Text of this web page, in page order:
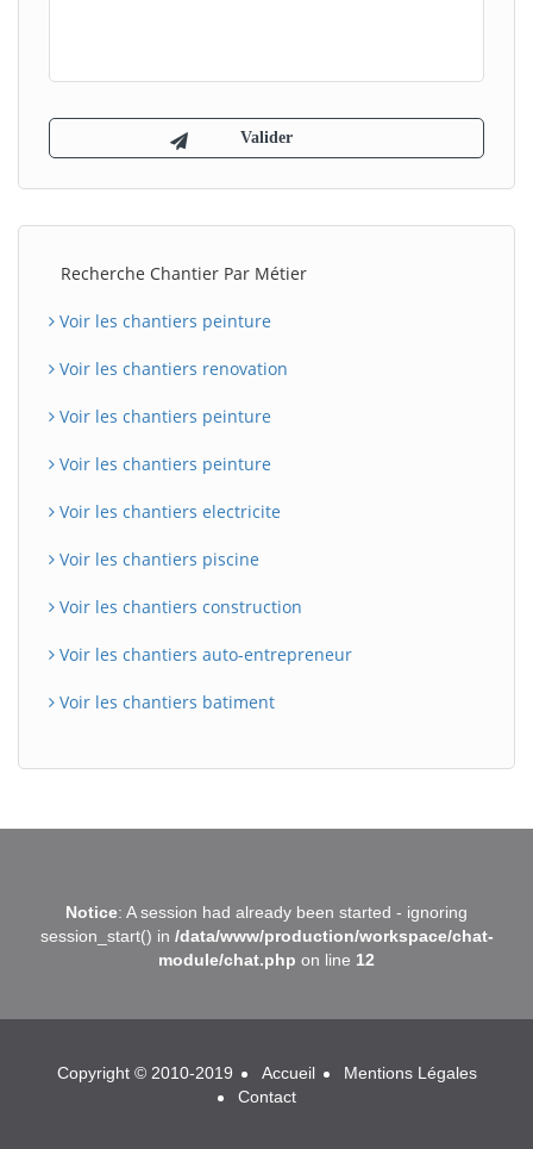
Recherche Chantier Par Métier
Voir les chantiers peinture
Voir les chantiers renovation
Voir les chantiers peinture
Voir les chantiers peinture
Voir les chantiers electricite
Voir les chantiers piscine
Voir les chantiers construction
Voir les chantiers auto-entrepreneur
Voir les chantiers batiment
Notice: A session had already been started - ignoring
session_start() in /data/www/production/workspace/chat-
module/chat.php on line 12
B
Assistant en ligne
Copyright © 2010-2019 Accueil
Mentions Légales
Contact